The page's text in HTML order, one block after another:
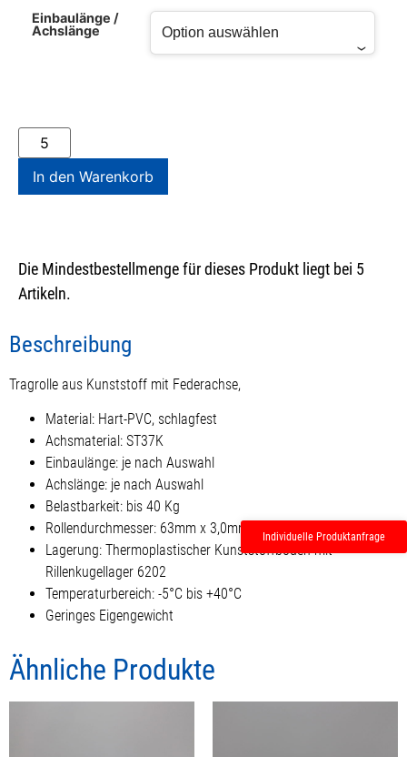
Individuelle Produktanfrage
Einbaulänge /
Achslänge
In den Warenkorb
Die Mindestbestellmenge für dieses Produkt liegt bei 5
Artikeln.
Beschreibung
Tragrolle aus Kunststoff mit Federachse,
Material: Hart-PVC, schlagfest
Achsmaterial: ST37K
Einbaulänge: je nach Auswahl
Achslänge: je nach Auswahl
Belastbarkeit: bis 40 Kg
Rollendurchmesser: 63mm x 3,0mm
Lagerung: Thermoplastischer Kunststoffboden mit
Rillenkugellager 6202
Temperaturbereich: -5°C bis +40°C
Geringes Eigengewicht
Ähnliche Produkte